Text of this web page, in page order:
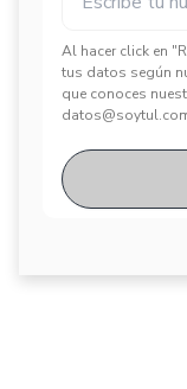
Al hacer click en
tus datos según
que conoces